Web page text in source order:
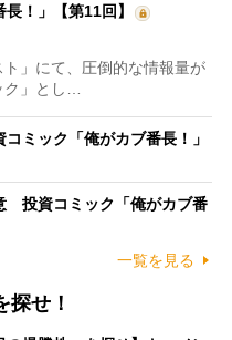
！」【第11回】
」にて、圧倒的な情報量が
」とし…
ミック「俺がカブ番長！」
投資コミック「俺がカブ番
一覧を見る
探せ！